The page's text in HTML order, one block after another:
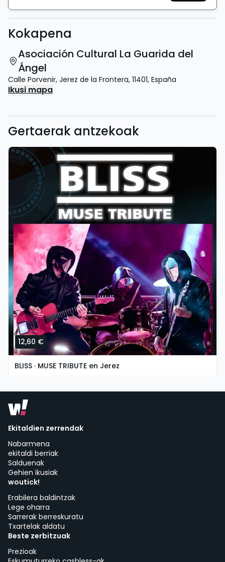
Kokapena
Asociación Cultural La Guarida del
Ángel
Calle Porvenir, Jerez de la Frontera, 11401, España
Ikusi mapa
Gertaerak antzekoak
12,60 €
BLISS · MUSE TRIBUTE en Jerez
Ekitaldien zerrendak
Nabarmena
ekitaldi berriak
Salduenak
Gehien ikusiak
woutick!
Erabilera baldintzak
Lege oharra
Sarrerak berreskuratu
Txartelak aldatu
Beste zerbitzuak
Prezioak